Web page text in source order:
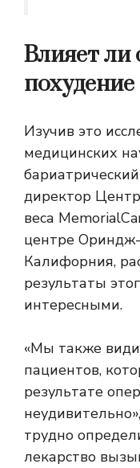
Влияет ли
Изучив это
медицинских
директор
веса
центре
Калифорния,
результаты
интересными.
«Мы также
пациентов,
результате
трудно
лекарство